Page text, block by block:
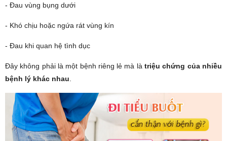
- Đau vùng bụng dưới
- Khó chịu hoặc ngứa rát vùng kín
- Đau khi quan hệ tình dục
Đây không phải là một bệnh riêng lẻ mà làtriệu chứng của nhiều
bệnh lý khác nhau